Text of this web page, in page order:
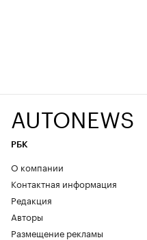
AUTONEWS
РБК
О компании
Контактная информация
Редакция
Авторы
Размещение рекламы